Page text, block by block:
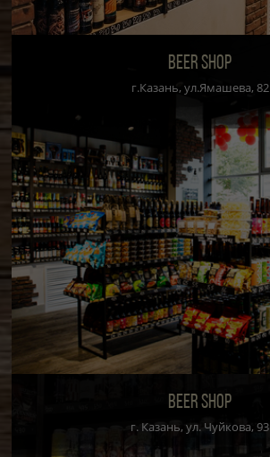
BEER SHOP
г.Казань, ул.Ямашева, 82
BEER SHOP
г. Казань, ул. Чуйкова, 93